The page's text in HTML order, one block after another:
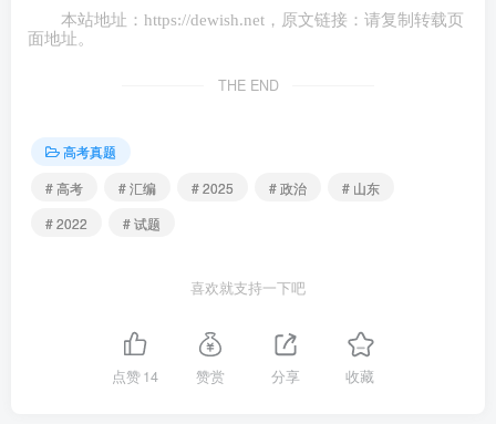
本站地址： https://dewish.net ，原文链接：请复制转载页
面地址。
THE END
高考真题
# 高考
# 汇编 # 2025 # 政治
# 山东
# 2022
# 试题
喜欢就支持一下吧
点赞14 赞赏 分享 收藏